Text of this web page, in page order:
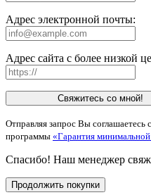
Адрес электронной почты:
Адрес сайта с более низкой
Свяжитесь со мной!
Отправляя запрос Вы соглашаетесь
программы «Гарантия
Спасибо! Наш менеджер
Продолжить покупки